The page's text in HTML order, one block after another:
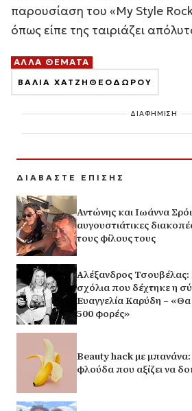
παρουσίαση του «My Style
όπως είπε της ταιριάζει
ΑΛΛΑ ΘΕΜΑΤΑ
ΒΑΛΙΑ ΧΑΤΖΗΘΕΟΔΩΡΟΥ
ΔΙΑΦΗΜΙΣΗ
ΔΙΑΒΑΣΤΕ ΕΠΙΣΗΣ
Αντώνης και Ιωάννα
αυγουστιάτικες
τους φίλους τους
Αλέξανδρος Τσουβέλας:
σχόλια που δέχτηκε η
Ευαγγελία Καρύδη –
500 φορές»
Beauty hack με
φλούδα που αξίζει να